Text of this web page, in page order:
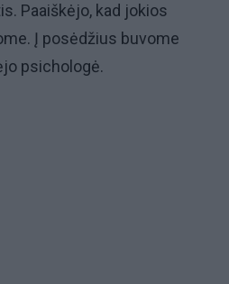
Paaiškėjo, kad jokios
Į posėdžius buvome
psichologė.